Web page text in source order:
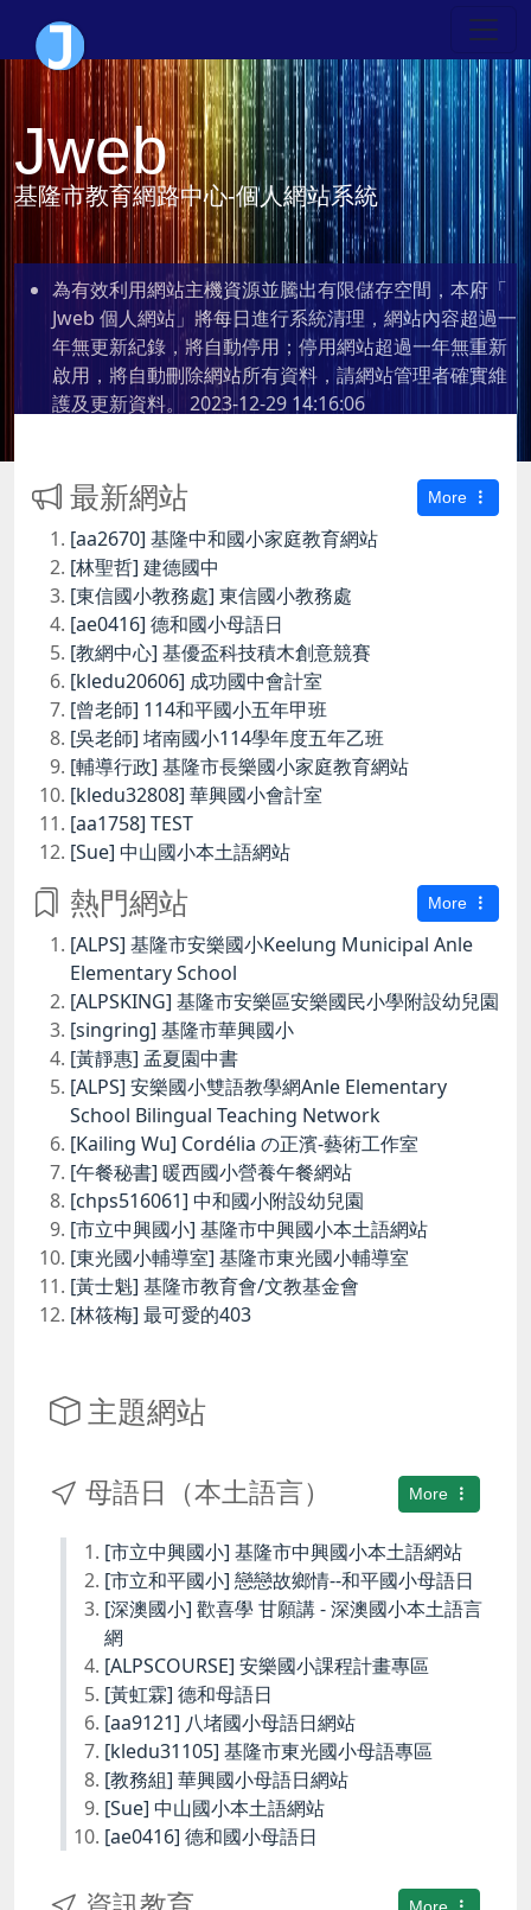
Jweb
基隆市教育網路中心-個人網站系統
為有效利用網站主機資源並騰出有限儲存空間，本府「
Jweb 個人網站」將每日進行系統清理，網站內容超過一
年無更新紀錄，將自動停用；停用網站超過一年無重新
啟用，將自動刪除網站所有資料，請網站管理者確實維
護及更新資料。 2023-12-29 14:16:06
最新網站 More
[aa2670] 基隆中和國小家庭教育網站
[林聖哲] 建德國中
[東信國小教務處] 東信國小教務處
[ae0416] 德和國小母語日
[教網中心] 基優盃科技積木創意競賽
[kledu20606] 成功國中會計室
[曾老師] 114和平國小五年甲班
[吳老師] 堵南國小114學年度五年乙班
[輔導行政] 基隆市長樂國小家庭教育網站
[kledu32808] 華興國小會計室
[aa1758] TEST
[Sue] 中山國小本土語網站
熱門網站 More
[ALPS] 基隆市安樂國小Keelung Municipal Anle
Elementary School
[ALPSKING] 基隆市安樂區安樂國民小學附設幼兒園
[singring] 基隆市華興國小
[黃靜惠] 孟夏園中書
[ALPS] 安樂國小雙語教學網Anle Elementary
School Bilingual Teaching Network
[Kailing Wu] Cordélia の正濱-藝術工作室
[午餐秘書] 暖西國小營養午餐網站
[chps516061] 中和國小附設幼兒園
[市立中興國小] 基隆市中興國小本土語網站
[東光國小輔導室] 基隆市東光國小輔導室
[黃士魁] 基隆市教育會/文教基金會
[林筱梅] 最可愛的403
主題網站
More
母語日（本土語言）
[市立中興國小] 基隆市中興國小本土語網站
[市立和平國小] 戀戀故鄉情--和平國小母語日
[深澳國小] 歡喜學 甘願講 - 深澳國小本土語言
網
[ALPSCOURSE] 安樂國小課程計畫專區
[黃虹霖] 德和母語日
[aa9121] 八堵國小母語日網站
[kledu31105] 基隆市東光國小母語專區
[教務組] 華興國小母語日網站
[Sue] 中山國小本土語網站
[ae0416] 德和國小母語日